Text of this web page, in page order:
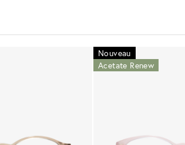
Nouveau
Acetate Renew